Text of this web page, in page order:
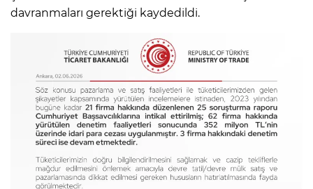
davranmaları gerektiği kaydedildi.